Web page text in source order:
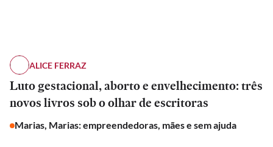
ALICE FERRAZ
Luto gestacional, aborto e envelhecimento: três
novos livros sob o olhar de escritoras
Marias, Marias: empreendedoras, mães e sem ajuda